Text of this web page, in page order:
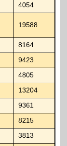
4054
19588
8164
9423
4805
13204
9361
8215
3813